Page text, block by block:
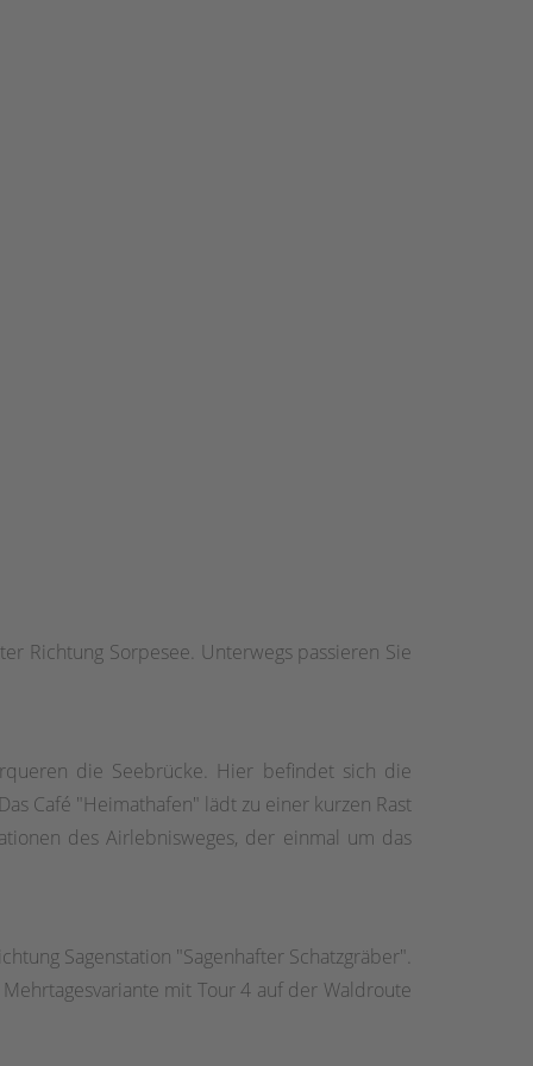
Richtung Sorpesee. Unterwegs passieren Sie
die Seebrücke. Hier befindet sich die
Café "Heimathafen" lädt zu einer kurzen Rast
des Airlebnisweges, der einmal um das
Sagenstation "Sagenhafter Schatzgräber".
mit Tour 4 auf der Waldroute